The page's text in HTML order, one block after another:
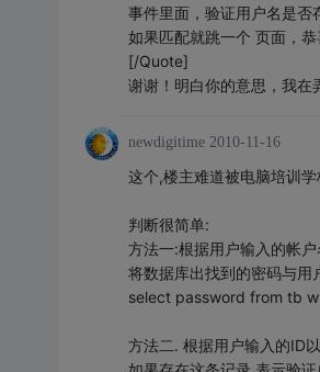
事件里面，验证用户名是否
如果匹配就跳一个 页面，
[/Quote]
谢谢！明白你的意思，我在
newdigitime 2010-11-16
这个,楼主难道被电脑培训
判断很简单:
方法一:根据用户输入的帐
将数据库出找到的密码与用
select password from tb
方法二. 根据用户输入的ID